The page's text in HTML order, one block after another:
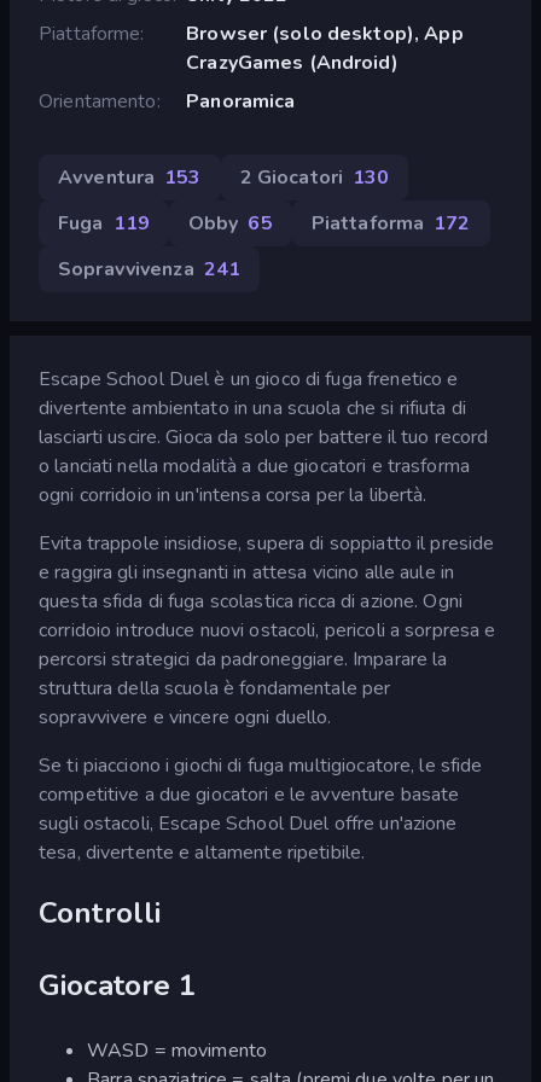
Piattaforme
Browser (solo desktop), App
CrazyGames (Android)
Orientamento
Panoramica
Avventura 153 2 Giocatori 130
Fuga 119 Obby 65 Piattaforma 172
Sopravvivenza 241
Escape School Duel è un gioco di fuga frenetico e
divertente ambientato in una scuola che si rifiuta di
lasciarti uscire. Gioca da solo per battere il tuo record
o lanciati nella modalità a due giocatori e trasforma
ogni corridoio in un'intensa corsa per la libertà.
Evita trappole insidiose, supera di soppiatto il preside
e raggira gli insegnanti in attesa vicino alle aule in
questa sfida di fuga scolastica ricca di azione. Ogni
corridoio introduce nuovi ostacoli, pericoli a sorpresa e
percorsi strategici da padroneggiare. Imparare la
struttura della scuola è fondamentale per
sopravvivere e vincere ogni duello.
Se ti piacciono i giochi di fuga multigiocatore, le sfide
competitive a due giocatori e le avventure basate
sugli ostacoli, Escape School Duel offre un'azione
tesa, divertente e altamente ripetibile.
Controlli
Giocatore 1
WASD = movimento